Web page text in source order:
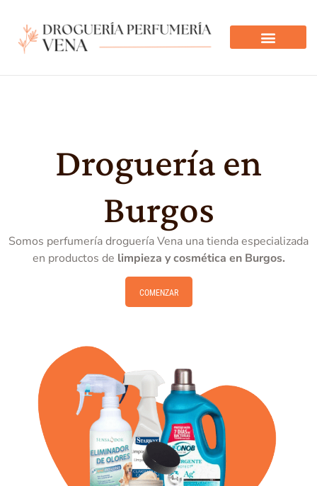
Droguería en
Burgos
Somos perfumería droguería Vena una tienda especializada
en productos de limpieza y cosmética en Burgos.
COMENZAR